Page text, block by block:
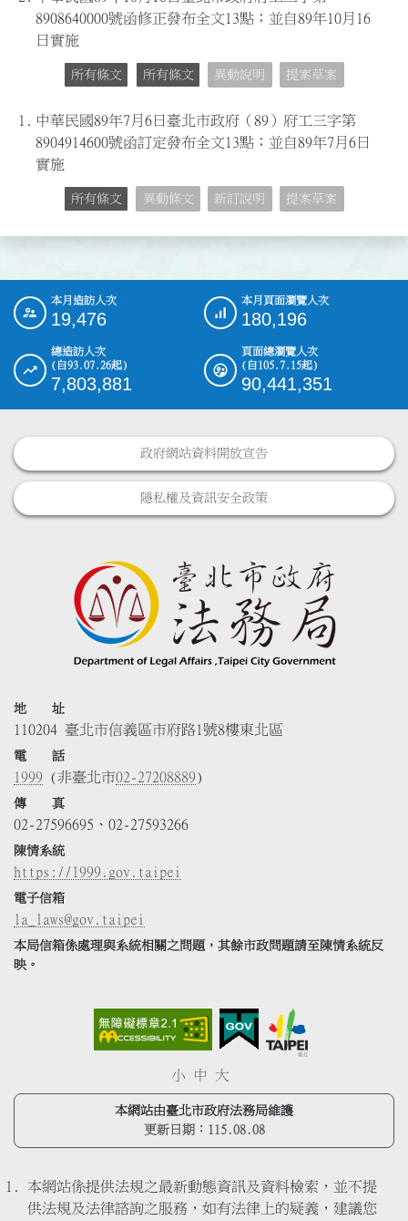
8908640000號函修正發布全文13點；並自89年10月16
日實施
所有條文 所有條文 異動說明 提案草案
1.
中華民國89年7月6日臺北市政府（89）府工三字第
8904914600號函訂定發布全文13點；並自89年7月6日
實施
所有條文 異動條文 新訂說明 提案草案
::: 本月造訪人次
19,476
本月頁面瀏覽人次
180,196
總造訪人次
(自93.07.26起)
7,803,881
頁面總瀏覽人次
(自105.7.15起)
90,441,351
政府網站資料開放宣告
隱私權及資訊安全政策
地 址
110204 臺北市信義區市府路1號8樓東北區
電 話
1999 (非臺北市02-27208889)
傳 真
02-27596695、02-27593266
陳情系統
https://1999.gov.taipei
電子信箱
la_laws@gov.taipei
本局信箱係處理與系統相關之問題，其餘市政問題請至陳情系統反
映。
小 中 大
本網站由臺北市政府法務局維護
更新日期： 115.08.08
本網站係提供法規之最新動態資訊及資料檢索，並不提
供法規及法律諮詢之服務，如有法律上的疑義，建議您